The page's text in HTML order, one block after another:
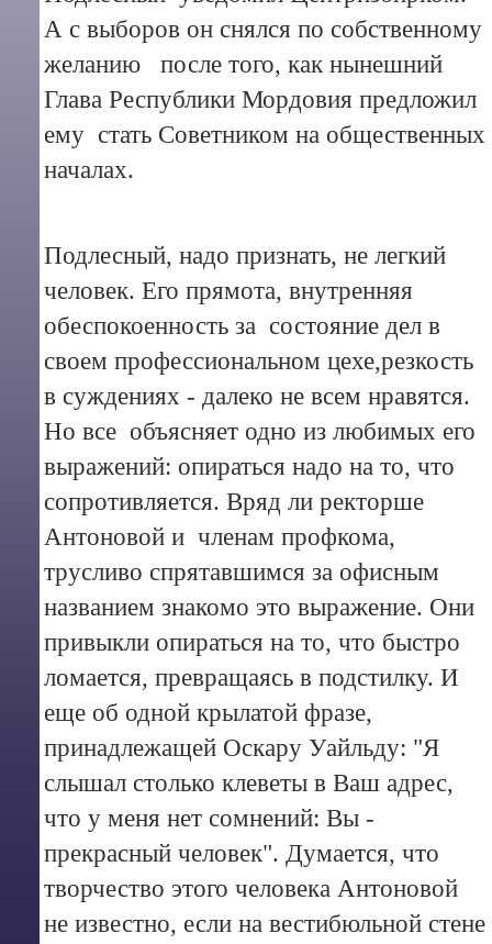
А с выборов он снялся по собственному
желанию после того, как нынешний
Глава Республики Мордовия предложил
ему стать Советником на общественных
началах.
Подлесный, надо признать, не легкий
человек. Его прямота, внутренняя
обеспокоенность за состояние дел в
своем профессиональном цехе,резкость
в суждениях - далеко не всем нравятся.
Но все объясняет одно из любимых его
выражений: опираться надо на то, что
сопротивляется. Вряд ли ректорше
Антоновой и членам профкома,
трусливо спрятавшимся за офисным
названием знакомо это выражение. Они
привыкли опираться на то, что быстро
ломается, превращаясь в подстилку. И
еще об одной крылатой фразе,
принадлежащей Оскару Уайльду: "Я
слышал столько клеветы в Ваш адрес,
что у меня нет сомнений: Вы -
прекрасный человек". Думается, что
творчество этого человека Антоновой
не известно, если на вестибюльной стене